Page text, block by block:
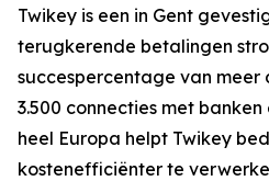
Twikey is een in Gent
terugkerende betalingen
succespercentage van meer
3.500 connecties met
heel Europa helpt Twikey
kostenefficiënter te